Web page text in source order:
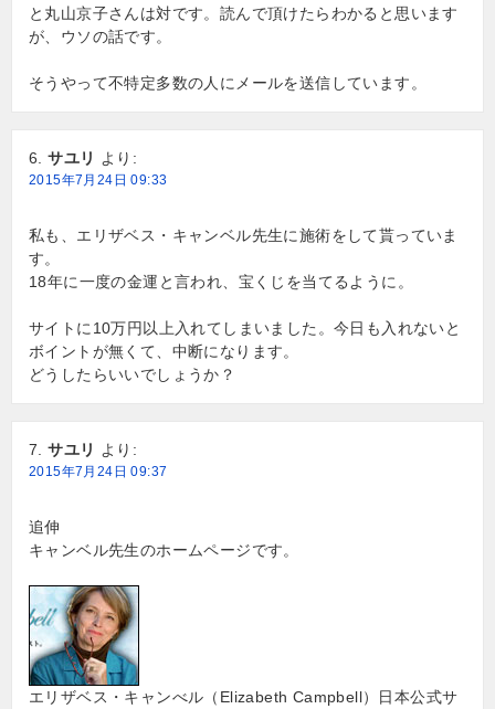
と丸山京子さんは対です。読んで頂けたらわかると思います
が、ウソの話です。
そうやって不特定多数の人にメールを送信しています。
サユリ より:
2015年7月24日 09:33
私も、エリザベス・キャンベル先生に施術をして貰っていま
す。
18年に一度の金運と言われ、宝くじを当てるように。
サイトに10万円以上入れてしまいました。今日も入れないと
ボイントが無くて、中断になります。
どうしたらいいでしょうか？
サユリ より:
2015年7月24日 09:37
追伸
キャンベル先生のホームページです。
エリザベス・キャンべル（Elizabeth Campbell）日本公式サ